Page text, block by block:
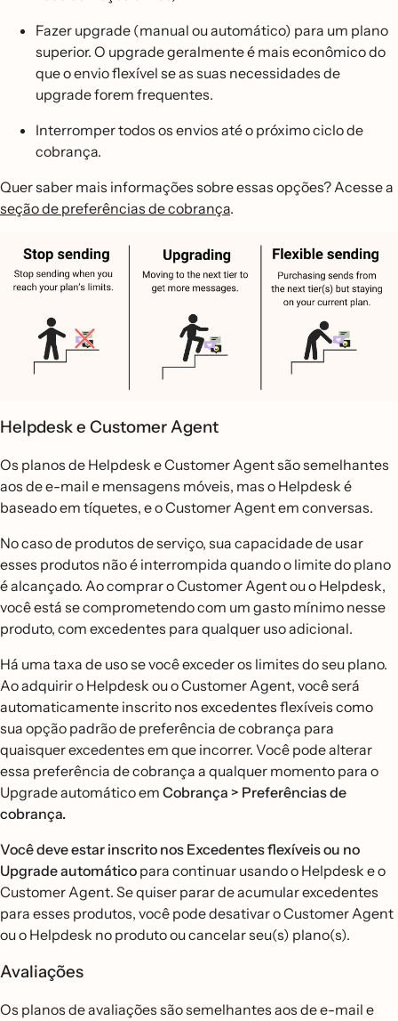
Fazer upgrade (manual ou automático) para um plano
superior. O upgrade geralmente é mais econômico do
que o envio flexível se as suas necessidades de
upgrade forem frequentes.
Interromper todos os envios até o próximo ciclo de
cobrança.
Quer saber mais informações sobre essas opções? Acesse a
seção de preferências de cobrança.
Helpdesk e Customer Agent
Os planos de Helpdesk e Customer Agent são semelhantes
aos de e-mail e mensagens móveis, mas o Helpdesk é
baseado em tíquetes, e o Customer Agent em conversas.
No caso de produtos de serviço, sua capacidade de usar
esses produtos não é interrompida quando o limite do plano
é alcançado. Ao comprar o Customer Agent ou o Helpdesk,
você está se comprometendo com um gasto mínimo nesse
produto, com excedentes para qualquer uso adicional.
Há uma taxa de uso se você exceder os limites do seu plano.
Ao adquirir o Helpdesk ou o Customer Agent, você será
automaticamente inscrito nos excedentes flexíveis como
sua opção padrão de preferência de cobrança para
quaisquer excedentes em que incorrer. Você pode alterar
essa preferência de cobrança a qualquer momento para o
Upgrade automático em Cobrança > Preferências de
cobrança.
Você deve estar inscrito nos Excedentes flexíveis ou no
Upgrade automático para continuar usando o Helpdesk e o
Customer Agent. Se quiser parar de acumular excedentes
para esses produtos, você pode desativar o Customer Agent
ou o Helpdesk no produto ou cancelar seu(s) plano(s).
Avaliações
Os planos de avaliações são semelhantes aos de e-mail e